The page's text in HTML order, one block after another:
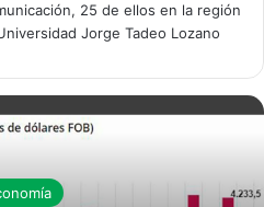
25 de ellos en la región
Jorge Tadeo Lozano